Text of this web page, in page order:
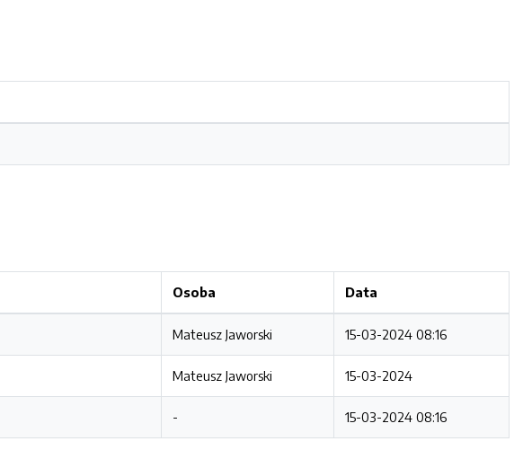
Osoba Data
Mateusz Jaworski 15-03-2024 08:16
Mateusz Jaworski 15-03-2024
- 15-03-2024 08:16